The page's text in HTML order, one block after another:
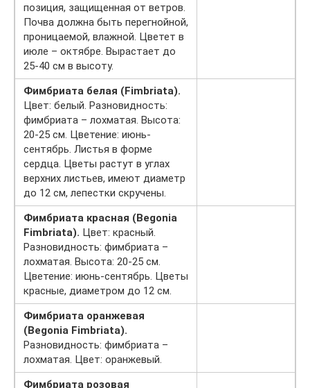
позиция, защищенная от ветров.
Почва должна быть перегнойной,
проницаемой, влажной. Цветет в
июле – октябре. Вырастает до
25-40 см в высоту.
Фимбриата белая (Fimbriata).
Цвет: белый. Разновидность:
фимбриата – лохматая. Высота:
20-25 см. Цветение: июнь-
сентябрь. Листья в форме
сердца. Цветы растут в углах
верхних листьев, имеют диаметр
до 12 см, лепестки скручены.
Фимбриата красная (Begonia
Fimbriata). Цвет: красный.
Разновидность: фимбриата –
лохматая. Высота: 20-25 см.
Цветение: июнь-сентябрь. Цветы
красные, диаметром до 12 см.
Фимбриата оранжевая
(Begonia Fimbriata).
Разновидность: фимбриата –
лохматая. Цвет: оранжевый.
Фимбриата розовая